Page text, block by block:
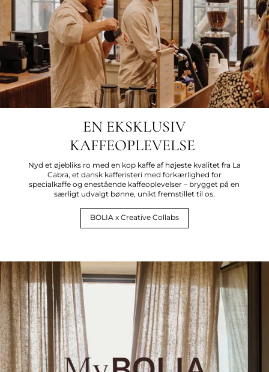
EN EKSKLUSIV
KAFFEOPLEVELSE
Nyd et øjebliks ro med en kop kaffe af højeste kvalitet fra La
Cabra, et dansk kafferisteri med forkærlighed for
specialkaffe og enestående kaffeoplevelser – brygget på en
særligt udvalgt bønne, unikt fremstillet til os.
BOLIA x Creative Collabs